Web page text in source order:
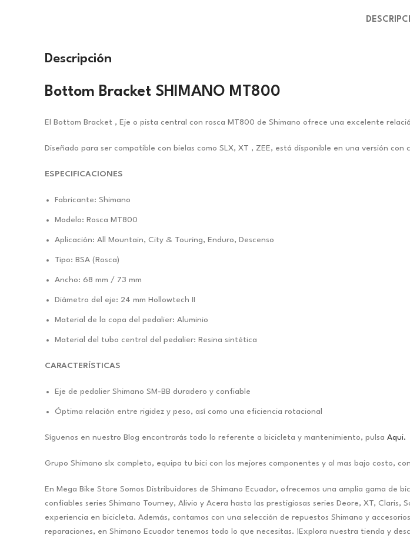
Descripción
Bottom Bracket SHIMANO MT800
El Bottom Bracket , Eje o pista central con rosca MT800 de Shimano ofrece una excelente
Diseñado para ser compatible con bielas como SLX, XT , ZEE, está disponible en una versión
ESPECIFICACIONES
Fabricante: Shimano
Modelo: Rosca MT800
Aplicación: All Mountain, City & Touring, Enduro, Descenso
Tipo: BSA (Rosca)
Ancho: 68 mm / 73 mm
Diámetro del eje: 24 mm Hollowtech II
Material de la copa del pedalier: Aluminio
Material del tubo central del pedalier: Resina sintética
CARACTERÍSTICAS
Eje de pedalier Shimano SM-BB duradero y confiable
Óptima relación entre rigidez y peso, así como una eficiencia rotacional
Síguenos en nuestro Blog encontrarás todo lo referente a bicicleta y mantenimiento, pulsa Aqui.
Grupo Shimano slx completo, equipa tu bici con los mejores componentes y al mas bajo costo,
En Mega Bike Store Somos Distribuidores de Shimano Ecuador, ofrecemos una amplia gama de
confiables series Shimano Tourney, Alivio y Acera hasta las prestigiosas series Deore, XT,
experiencia en bicicleta. Además, contamos con una selección de repuestos Shimano y
reparaciones, en Shimano Ecuador tenemos todo lo que necesitas. ¡Explora nuestra tienda y